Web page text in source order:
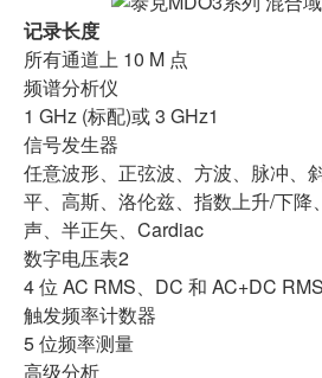
记录长度
所有通道上 10 M 点
频谱分析仪
1 GHz (标配)或 3 GHz1
信号发生器
任意波形、正弦波、方波、脉冲、
平、高斯、洛伦兹、指数上升/下降
声、半正矢、Cardiac
数字电压表2
4 位 AC RMS、DC 和 AC+DC
触发频率计数器
5 位频率测量
高级分析